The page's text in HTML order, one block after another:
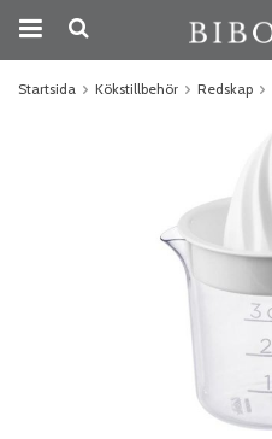
Startsida Kökstillbehör Redskap